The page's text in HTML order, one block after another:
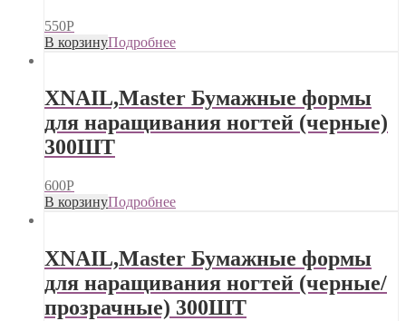
550Р
В корзинуПодробнее
XNAIL,Master Бумажные формы
для наращивания ногтей (черные)
300ШТ
600Р
В корзинуПодробнее
XNAIL,Master Бумажные формы
для наращивания ногтей (черные/
прозрачные) 300ШТ